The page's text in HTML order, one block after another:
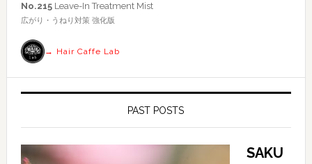
す
No.215Leave-In Treatment Mist
広がり・うねり対策 強化版
→ Hair Caffe Lab
PAST POSTS
SAKU